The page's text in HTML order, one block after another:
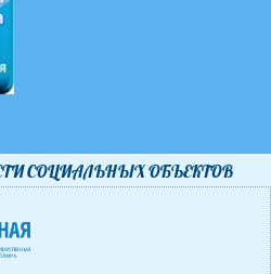
CОЦИАЛЬНЫХ ОБЪЕКТОВ